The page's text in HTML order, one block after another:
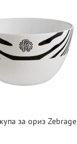
за ориз Zebrage